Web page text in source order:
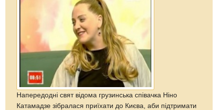
Напередодні свят відома грузинська співачка Ніно
Катамадзе зібралася приїхати до Києва, аби підтримати